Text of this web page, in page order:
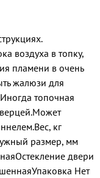
воздуха в топку,
пламени в очень
жалюзи для
топочная
кг
размер, мм
двери
Нет